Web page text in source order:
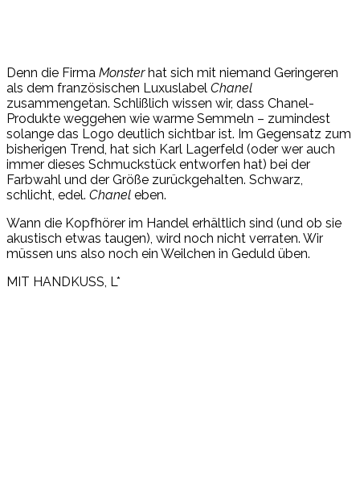
Denn die Firma Monsterhat sich mit niemand Geringeren
als dem französischen Luxuslabel Chanel
zusammengetan. Schlißlich wissen wir, dass Chanel-
Produkte weggehen wie warme Semmeln – zumindest
solange das Logo deutlich sichtbar ist. Im Gegensatz zum
bisherigen Trend, hat sich Karl Lagerfeld (oder wer auch
immer dieses Schmuckstück entworfen hat) bei der
Farbwahl und der Größe zurückgehalten. Schwarz,
schlicht, edel. Chanel eben.
Wann die Kopfhörer im Handel erhältlich sind (und ob sie
akustisch etwas taugen), wird noch nicht verraten. Wir
müssen uns also noch ein Weilchen in Geduld üben.
MIT HANDKUSS, L*